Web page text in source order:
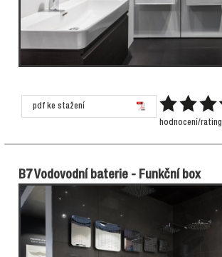
pdf ke stažení
hodnocení/rating
B7 Vodovodní baterie - Funkční box